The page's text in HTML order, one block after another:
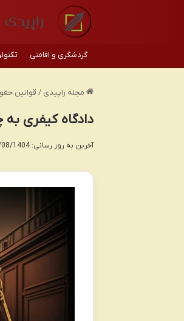
گردشگری و اقامتی
مجله راپیدی / قوانین
دادگاه کیفری
آخرین به روز رسانی: 11/08/1404